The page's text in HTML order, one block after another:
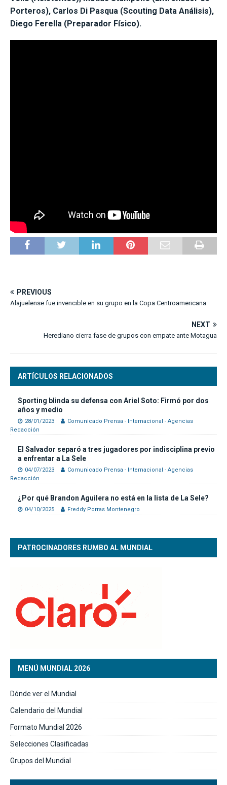
Porteros), Carlos Di Pasqua (Scouting Data Análisis),
Diego Ferella (Preparador Físico).
PREVIOUS
Alajuelense fue invencible en su grupo en la Copa Centroamericana
NEXT
Herediano cierra fase de grupos con empate ante Motagua
ARTÍCULOS RELACIONADOS
Sporting blinda su defensa con Ariel Soto: Firmó por dos
años y medio
28/01/2023
Comunicado Prensa - Internacional - Agencias
Redacción
El Salvador separó a tres jugadores por indisciplina previo
a enfrentar a La Sele
04/07/2023
Comunicado Prensa - Internacional - Agencias
Redacción
¿Por qué Brandon Aguilera no está en la lista de La Sele?
04/10/2025 Freddy Porras Montenegro
PATROCINADORES RUMBO AL MUNDIAL
MENÚ MUNDIAL 2026
Dónde ver el Mundial
Calendario del Mundial
Formato Mundial 2026
Selecciones Clasificadas
Grupos del Mundial